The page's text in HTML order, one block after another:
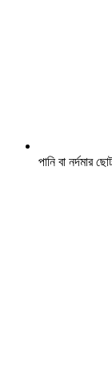
পানি বা নর্দমার